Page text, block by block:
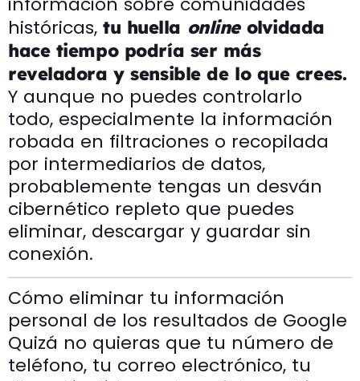
históricas, tu huella onlineolvidada
hace tiempo podría ser más
reveladora y sensible de lo que crees.
Y aunque no puedes controlarlo
todo, especialmente la información
robada en filtraciones o recopilada
por intermediarios de datos,
probablemente tengas un desván
cibernético repleto que puedes
eliminar, descargar y guardar sin
conexión.
Cómo eliminar tu información
personal de los resultados de Google
Quizá no quieras que tu número de
teléfono, tu correo electrónico, tu